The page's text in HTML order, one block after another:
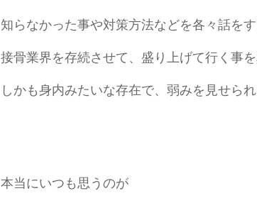
知らなかった事や対策方法などを各々話を
接骨業界を存続させて、盛り上げて行く事
しかも身内みたいな存在で、弱みを見せら
本当にいつも思うのが